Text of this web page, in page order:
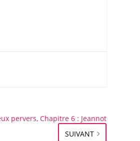
pervers, Chapitre 6 : Jeannot
SUIVANT